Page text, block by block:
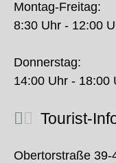
Montag-Freitag:
8:30 Uhr - 12:00
Donnerstag:
14:00 Uhr - 18:00
Tourist-
Obertorstraße